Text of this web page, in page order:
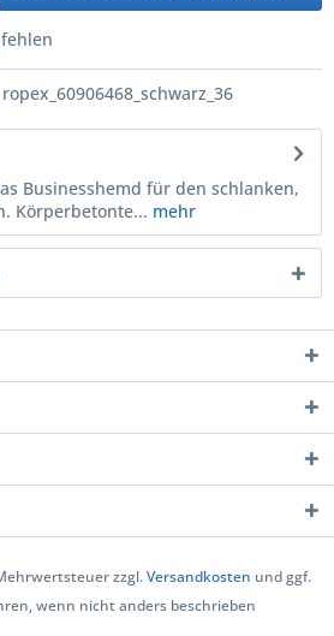
ropex_60906468_schwarz_36
Businesshemd für den schlanken,
Körperbetonte... mehr
zzgl.Versandkosten und ggf.
wenn nicht anders beschrieben